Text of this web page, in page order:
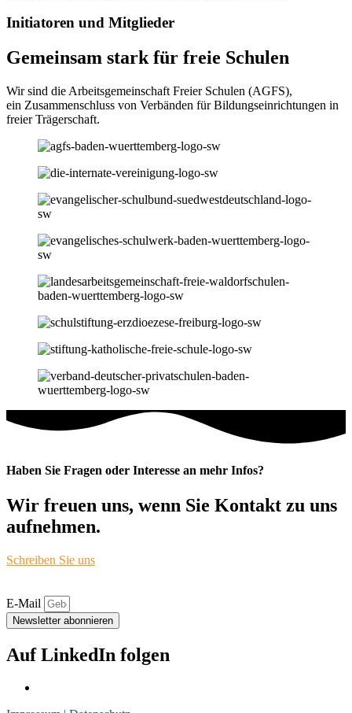
Initiatoren und Mitglieder
Gemeinsam stark für freie Schulen
Wir sind die Arbeitsgemeinschaft Freier Schulen (AGFS),
ein Zusammenschluss von Verbänden für Bildungseinrichtungen in
freier Trägerschaft.
Haben Sie Fragen oder Interesse an mehr Infos?
Wir freuen uns, wenn Sie Kontakt zu uns
aufnehmen.
Schreiben Sie uns
E-Mail
Newsletter abonnieren
Auf LinkedIn folgen